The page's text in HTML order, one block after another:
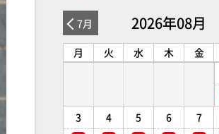
7月 2026年08月
月 火 水 木 金
3 4 5 6 7